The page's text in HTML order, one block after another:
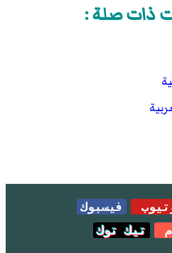
ذات صلة :
فيسبوك
تيك توك